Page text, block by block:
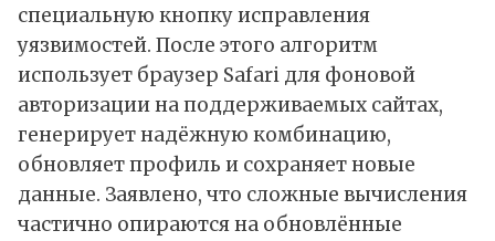
специальную кнопку исправления
уязвимостей. После этого алгоритм
использует браузер Safari для фоновой
авторизации на поддерживаемых сайтах,
генерирует надёжную комбинацию,
обновляет профиль и сохраняет новые
данные. Заявлено, что сложные вычисления
частично опираются на обновлённые